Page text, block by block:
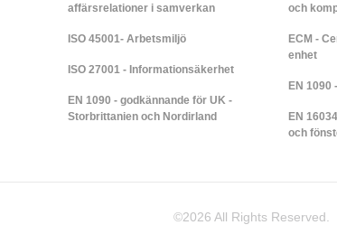
affärsrelationer i samverkan
ISO 45001- Arbetsmiljö
ISO 27001 - Informationsäkerhet
EN 1090 - godkännande för UK -
Storbrittanien och Nordirland​​
och
ECM -
enhet
EN 1090
EN
och
©2026 All Rights Reserved.